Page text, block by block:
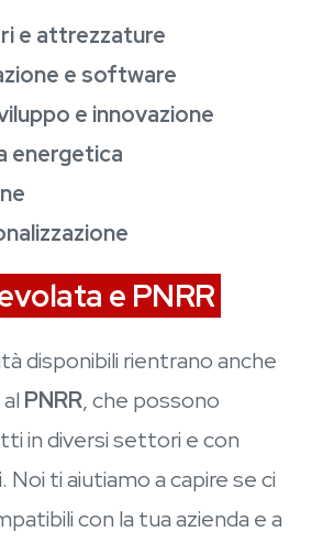
e attrezzature
e software
e innovazione
energetica
e PNRR
disponibili rientrano anche
PNRR, che possono
in diversi settori e con
Noi ti aiutiamo a capire se ci
con la tua azienda e a